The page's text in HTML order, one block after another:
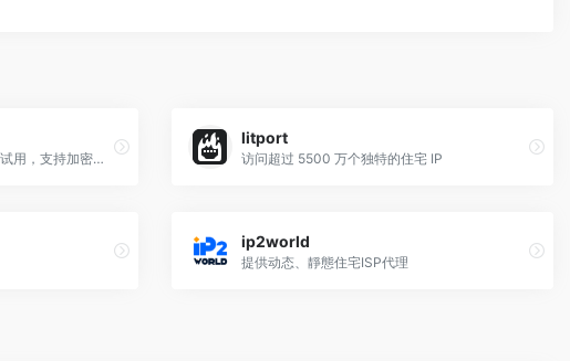
覆盖地区多，价格灵活，无法试用，支持加密货币支付
litport
访问超过 5500 万个独特的住宅 IP
ip2world
提供动态、靜態住宅ISP代理